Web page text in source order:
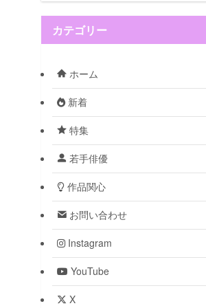
カテゴリー
ホーム
新着
特集
若手俳優
作品関心
お問い合わせ
Instagram
YouTube
X